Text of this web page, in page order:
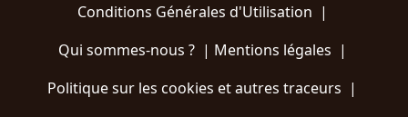
Conditions Générales d'Utilisation |
Qui sommes-nous ?| Mentions légales |
Politique sur les cookies et autres traceurs |